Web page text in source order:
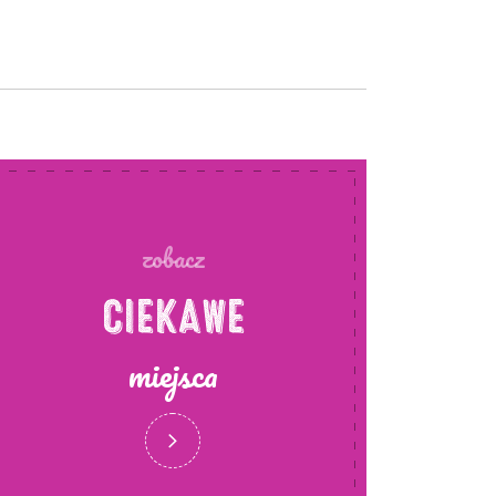
zobacz
CIEKAWE
miejsca